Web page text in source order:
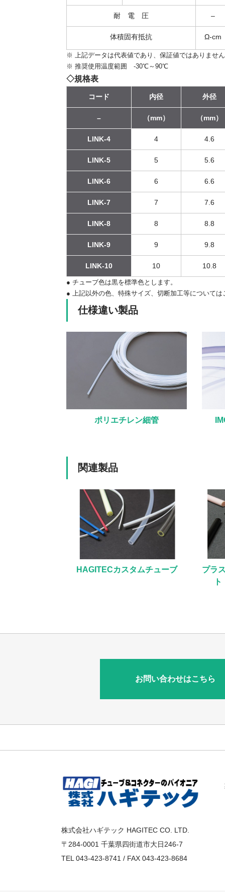
耐 電 圧 –
体積固有抵抗 Ω-cm
※ 上記データは代表値であり、保証値ではありませ
※ 推奨使用温度範囲 -30℃～90℃
◇規格表
コード 内径 外径
– （mm） （mm）
LINK-4 4 4.6
LINK-5 5 5.6
LINK-6 6 6.6
LINK-7 7 7.6
LINK-8 8 8.8
LINK-9 9 9.8
LINK-10 10 10.8
● チューブ色は黒を標準色とします。
● 上記以外の色、特殊サイズ、切断加工等については
仕様違い製品
ポリエチレン細管
関連製品
HAGITECカスタムチューブ
プラ
お問い合わせはこちら
株式会社ハギテック HAGITEC CO. LTD.
〒284-0001 千葉県四街道市大日246-7
TEL 043-423-8741 / FAX 043-423-8684